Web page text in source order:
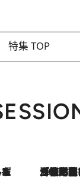
特集 TOP
2026.8.3
「住宅建てられない…」「サーチャージ料の高値が続いている」ホルムズ海峡封鎖によ